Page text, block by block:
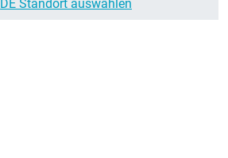
DE Standort auswählen